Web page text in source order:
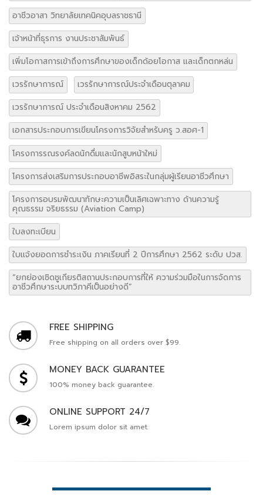
อาชีวอาสา วิทยาลัยเทคนิคอุบลราชธานี
เจ้าหน้าที่ธุรการ งานประชาสัมพันธ์
เพิ่มโอกาสการเข้าถึงการศึกษาของเด็กด้อยโอกาส และเด็กตกหล่น
เวรรักษาการณ์
เวรรักษาการณ์ประจำเดือนตุลาคม
เวรรักษาการณ์ ประจำเดือนสิงหาคม 2562
เอกสารประกอบการเขียนโครงการวิจัยสำหรับครู ว.สอศ-1
โครงการรณรงค์ลดนักดื่มและนักสูบหน้าใหม่
โครงการส่งเสริมการประกอบอาชีพอิสระในกลุ่มผู้เรียนอาชีวศึกษา
โครงการอบรมพัฒนาทักษะความเป็นเลิศเฉพาะทาง ด้านความรู้
คุณธรรม จริยธรรม (Aviation Camp)
ใบลงทะเบียน
ใบแจ้งยอดการชำระเงิน ภาคเรียนที่ 2 ปีการศึกษา 2562 ระดับ ปวส.
“ยกย่องเชิดชูเกียรติสถานประกอบการที่ให้ ความร่วมมือในการจัดการ
อาชีวศึกษาระบบทวิภาคีเป็นอย่างดี”
FREE SHIPPING
Free shipping on all orders over $99.
MONEY BACK GUARANTEE
100% money back guarantee.
ONLINE SUPPORT 24/7
Lorem ipsum dolor sit amet.